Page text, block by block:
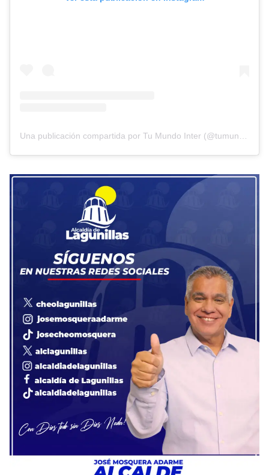
Una publicación compartida por Tu Mundo Inter (@tumundointer)